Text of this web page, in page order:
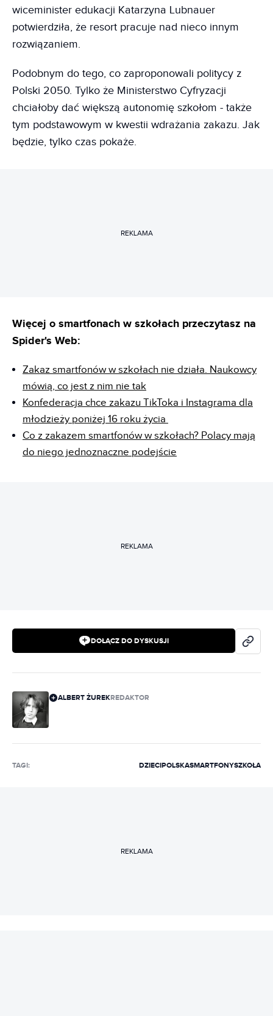
wiceminister edukacji Katarzyna Lubnauer
potwierdziła, że resort pracuje nad nieco innym
rozwiązaniem.
Podobnym do tego, co zaproponowali politycy z
Polski 2050. Tylko że Ministerstwo Cyfryzacji
chciałoby dać większą autonomię szkołom - także
tym podstawowym w kwestii wdrażania zakazu. Jak
będzie, tylko czas pokaże.
REKLAMA
Więcej o smartfonach w szkołach przeczytasz na
Spider's Web:
Zakaz smartfonów w szkołach nie działa. Naukowcy
mówią, co jest z nim nie tak
Konfederacja chce zakazu TikToka i Instagrama dla
młodzieży poniżej 16 roku życia
Co z zakazem smartfonów w szkołach? Polacy mają
do niego jednoznaczne podejście
REKLAMA
DOŁĄCZ DO DYSKUSJI
ALBERT ŻUREKREDAKTOR
TAGI: DZIECIPOLSKASMARTFONYSZKOŁA
REKLAMA